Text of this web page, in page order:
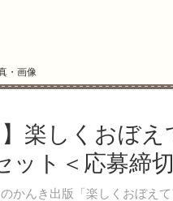
・画像
楽しくおぼ
ット＜応募締
かんき出版「楽しくおぼえ